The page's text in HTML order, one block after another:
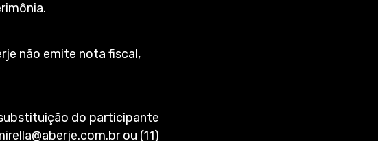
não emite nota fiscal,
do participante
ou (11)